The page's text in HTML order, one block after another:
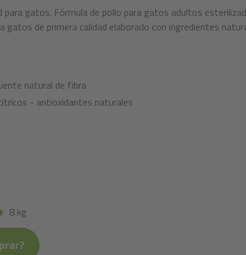
gatos. Fórmula de pollo para gatos adultos
de primera calidad elaborado con ingredientes
natural de fibra
- antioxidantes naturales
8 kg